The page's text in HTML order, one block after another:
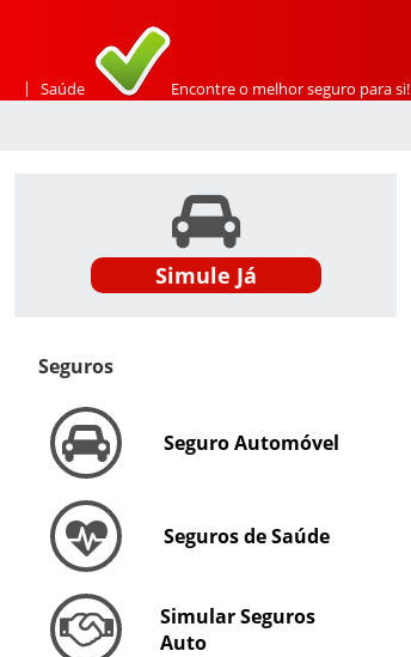
Encontre o melhor seguro para si!
| Saúde
Simule Já
Seguros
Seguro Automóvel
Seguros de Saúde
Simular Seguros
Auto